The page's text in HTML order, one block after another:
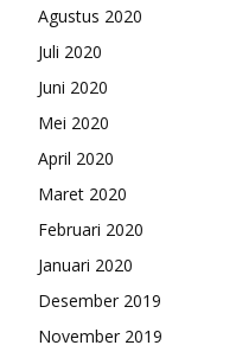
Agustus 2020
Juli 2020
Juni 2020
Mei 2020
April 2020
Maret 2020
Februari 2020
Januari 2020
Desember 2019
November 2019